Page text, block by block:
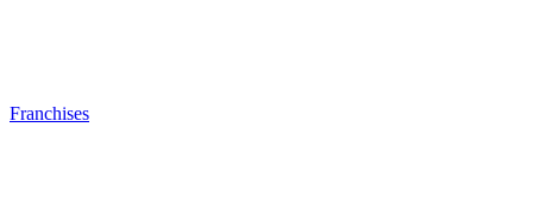
Franchises